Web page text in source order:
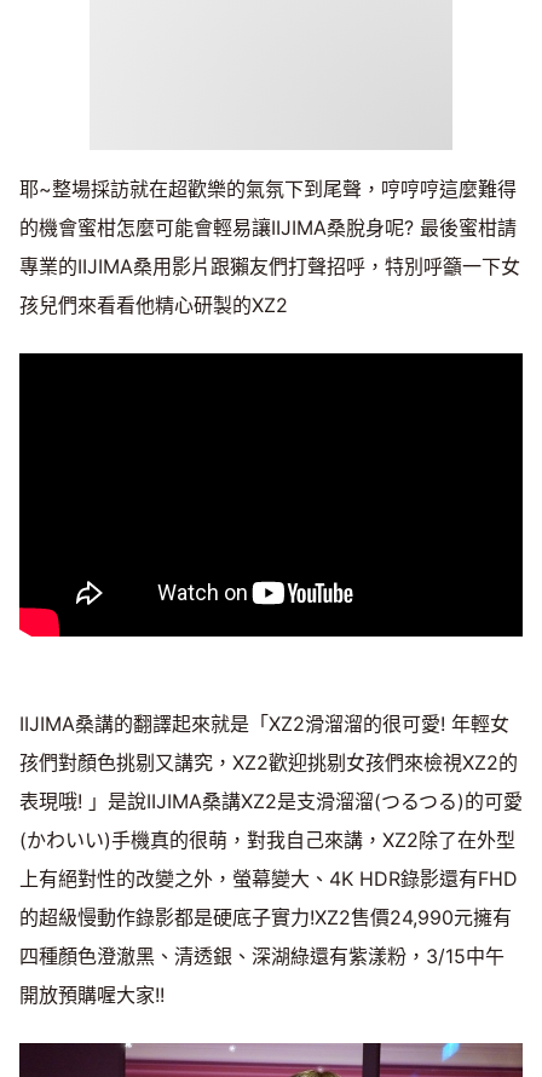
耶~整場採訪就在超歡樂的氣氛下到尾聲，哼哼哼這麼難得
的機會蜜柑怎麼可能會輕易讓IIJIMA桑脫身呢? 最後蜜柑請
專業的IIJIMA桑用影片跟獺友們打聲招呼，特別呼籲一下女
孩兒們來看看他精心研製的XZ2
IIJIMA桑講的翻譯起來就是「XZ2滑溜溜的很可愛! 年輕女
孩們對顏色挑剔又講究，XZ2歡迎挑剔女孩們來檢視XZ2的
表現哦! 」是說IIJIMA桑講XZ2是支滑溜溜(つるつる)的可愛
(かわいい)手機真的很萌，對我自己來講，XZ2除了在外型
上有絕對性的改變之外，螢幕變大、4K HDR錄影還有FHD
的超級慢動作錄影都是硬底子實力!XZ2售價24,990元擁有
四種顏色澄澈黑、清透銀、深湖綠還有紫漾粉，3/15中午
開放預購喔大家!!